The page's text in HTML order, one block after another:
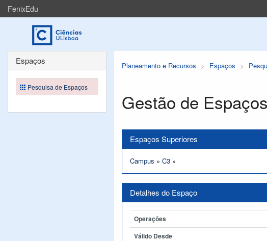
FenixEdu
Planeamento e Recursos Espaços
Gestão de Espaços
Espaços Superiores
Campus » C3 »
Detalhes do Espaço
Operações
Válido Desde
Espaços
Pesquisa de Espaços